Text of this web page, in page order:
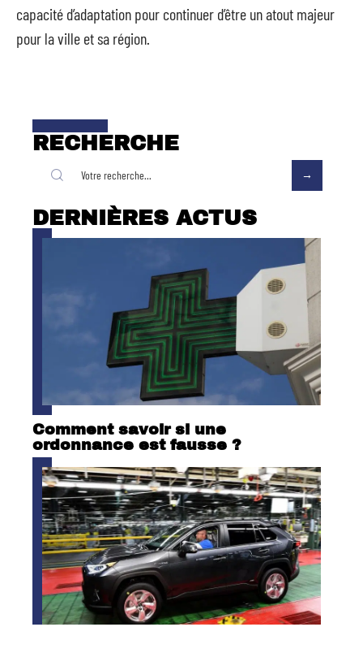
capacité d’adaptation pour continuer d’être un atout majeur
pour la ville et sa région.
RECHERCHE
DERNIÈRES ACTUS
Comment savoir si une
ordonnance est fausse ?